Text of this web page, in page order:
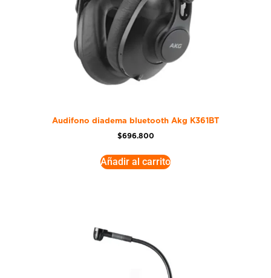
Audifono diadema bluetooth Akg K361BT
$696.800
Añadir al carrito